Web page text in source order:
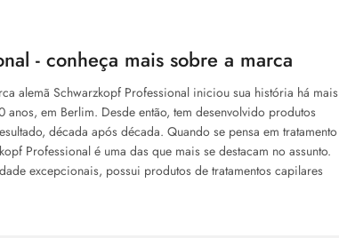
- conheça mais sobre a marca
alemã Schwarzkopf Professional iniciou sua história há mais
anos, em Berlim. Desde então, tem desenvolvido produtos
década após década. Quando se pensa em tratamento
Professional é uma das que mais se destacam no assunto.
excepcionais, possui produtos de tratamentos capilares